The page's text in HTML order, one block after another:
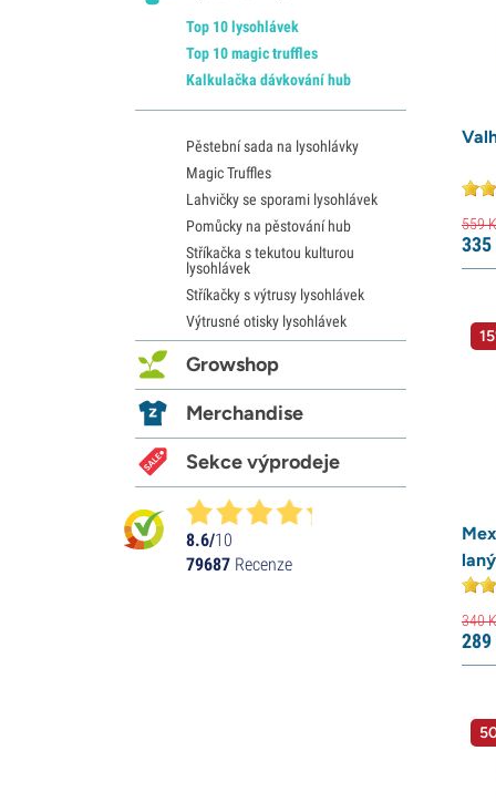
559
335
340
289
Top 10 lysohlávek
Top 10 magic truffles
Kalkulačka dávkování hub
Pěstební sada na lysohlávky
Magic Truffles
Lahvičky se sporami lysohlávek
Pomůcky na pěstování hub
Stříkačka s tekutou kulturou
lysohlávek
Stříkačky s výtrusy lysohlávek
Výtrusné otisky lysohlávek
Growshop
Merchandise
Sekce výprodeje
8.6/10
79687 Recenze